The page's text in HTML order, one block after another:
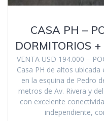
CASA PH –
DORMITORIOS
VENTA USD 194.000 –
Casa PH de altos
en la esquina de Pedro
metros de Av. Rivera y
con excelente
independiente,